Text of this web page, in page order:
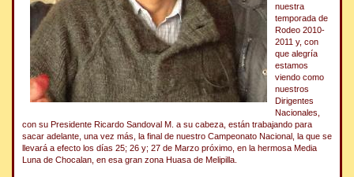
nuestra
temporada de
Rodeo 2010-
2011 y, con
que alegría
estamos
viendo como
nuestros
Dirigentes
Nacionales,
con su Presidente Ricardo Sandoval M. a su cabeza, están trabajando para
sacar adelante, una vez más, la final de nuestro Campeonato Nacional, la que se
llevará a efecto los días 25; 26 y; 27 de Marzo próximo, en la hermosa Media
Luna de Chocalan, en esa gran zona Huasa de Melipilla.